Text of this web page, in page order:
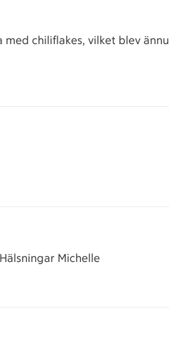
chiliflakes, vilket blev ännu
Michelle